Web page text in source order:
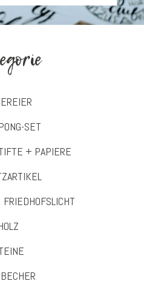
SET
+ PAPIERE
FRIEDHOFSLICHT